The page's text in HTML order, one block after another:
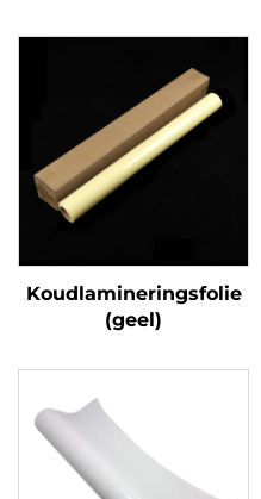
Koudlamineringsfolie
(geel)